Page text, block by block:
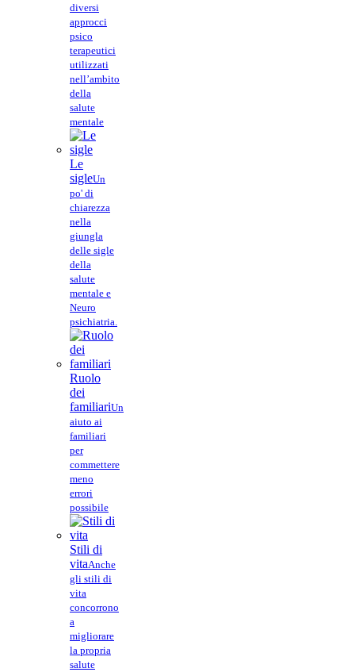
diversi
approcci
psico
terapeutici
utilizzati
nell’ambito
della
salute
mentale
Le
sigleUn
po' di
chiarezza
nella
giungla
delle sigle
della
salute
mentale e
Neuro
psichiatria.
Ruolo
dei
familiariUn
aiuto ai
familiari
per
commettere
meno
errori
possibile
Stili di
vitaAnche
gli stili di
vita
concorrono
a
migliorare
la propria
salute